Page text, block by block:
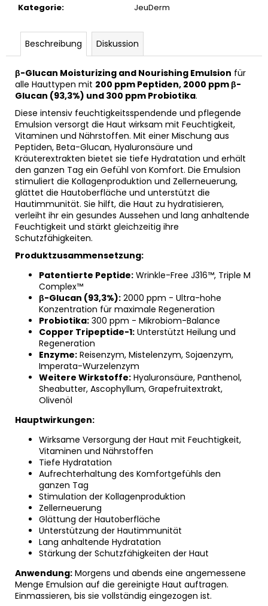
Kategorie: JeuDerm
Beschreibung Diskussion
β-Glucan Moisturizing and Nourishing Emulsion für
alle Hauttypen mit 200 ppm Peptiden, 2000 ppm β-
Glucan (93,3%) und 300 ppm Probiotika.
Diese intensiv feuchtigkeitsspendende und pflegende
Emulsion versorgt die Haut wirksam mit Feuchtigkeit,
Vitaminen und Nährstoffen. Mit einer Mischung aus
Peptiden, Beta-Glucan, Hyaluronsäure und
Kräuterextrakten bietet sie tiefe Hydratation und erhält
den ganzen Tag ein Gefühl von Komfort. Die Emulsion
stimuliert die Kollagenproduktion und Zellerneuerung,
glättet die Hautoberfläche und unterstützt die
Hautimmunität. Sie hilft, die Haut zu hydratisieren,
verleiht ihr ein gesundes Aussehen und lang anhaltende
Feuchtigkeit und stärkt gleichzeitig ihre
Schutzfähigkeiten.
Produktzusammensetzung:
Patentierte Peptide: Wrinkle-Free J316™, Triple M
Complex™
β-Glucan (93,3%): 2000 ppm - Ultra-hohe
Konzentration für maximale Regeneration
Probiotika: 300 ppm - Mikrobiom-Balance
Copper Tripeptide-1: Unterstützt Heilung und
Regeneration
Enzyme: Reisenzym, Mistelenzym, Sojaenzym,
Imperata-Wurzelenzym
Weitere Wirkstoffe: Hyaluronsäure, Panthenol,
Sheabutter, Ascophyllum, Grapefruitextrakt,
Olivenöl
Hauptwirkungen:
Wirksame Versorgung der Haut mit Feuchtigkeit,
Vitaminen und Nährstoffen
Tiefe Hydratation
Aufrechterhaltung des Komfortgefühls den
ganzen Tag
Stimulation der Kollagenproduktion
Zellerneuerung
Glättung der Hautoberfläche
Unterstützung der Hautimmunität
Lang anhaltende Hydratation
Stärkung der Schutzfähigkeiten der Haut
Anwendung: Morgens und abends eine angemessene
Menge Emulsion auf die gereinigte Haut auftragen.
Einmassieren, bis sie vollständig eingezogen ist.
BIOMEDIX
GUMMIES
(KIRSCHE)
€39,97